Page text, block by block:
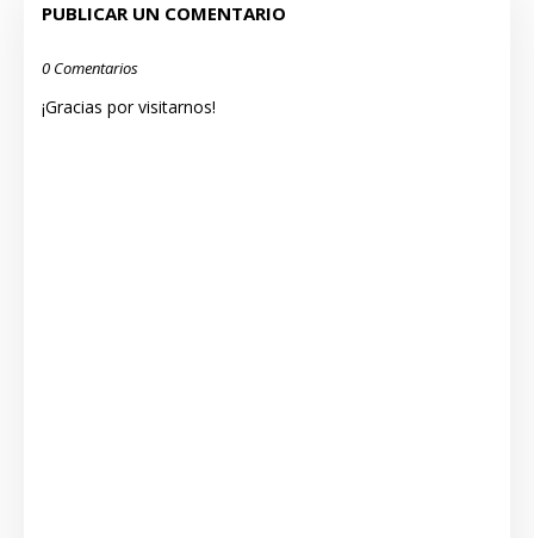
PUBLICAR UN COMENTARIO
0 Comentarios
¡Gracias por visitarnos!